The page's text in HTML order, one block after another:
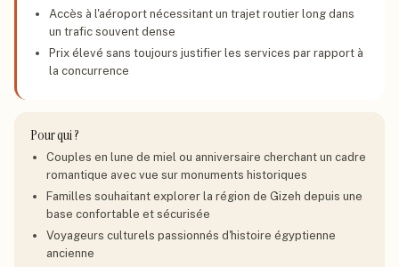
Accès à l'aéroport nécessitant un trajet routier long dans
un trafic souvent dense
Prix élevé sans toujours justifier les services par rapport à
la concurrence
Pour qui ?
Couples en lune de miel ou anniversaire cherchant un cadre
romantique avec vue sur monuments historiques
Familles souhaitant explorer la région de Gizeh depuis une
base confortable et sécurisée
Voyageurs culturels passionnés d'histoire égyptienne
ancienne